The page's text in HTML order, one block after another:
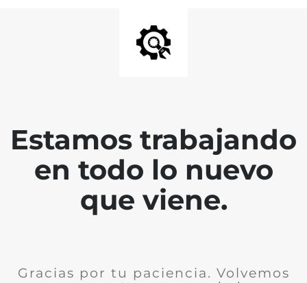
Estamos trabajando
en todo lo nuevo
que viene.
Gracias por tu paciencia. Volvemos